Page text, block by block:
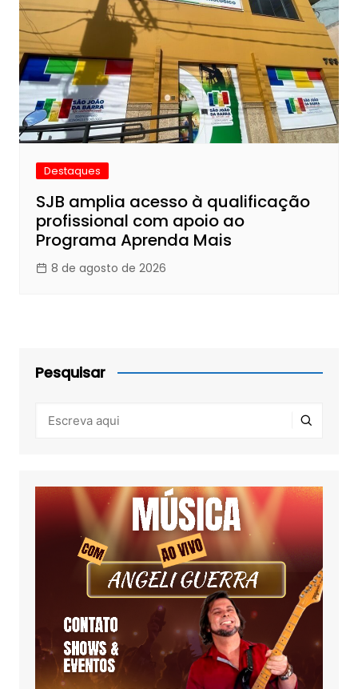
Destaques
SJB amplia acesso à qualificação
profissional com apoio ao
Programa Aprenda Mais
8 de agosto de 2026
Pesquisar